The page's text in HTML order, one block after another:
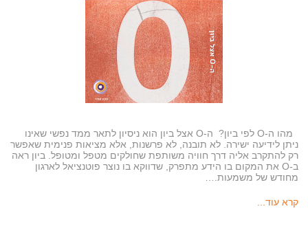
מהו ה-O לפי ביון? ה-O אצל ביון הוא ניסיון לתאר ממד נפשי שאינו
ניתן לידיעה ישירה. לא תובנה, לא פרשנות, אלא מציאות פנימית שאפשר
רק להתקרב אליה דרך חוויה משותפת שחולקים מטפל ומטופל. ביון ראה
ב-O את המקום בו הידע מתפרק, שדווקא בו נוצר פוטנציאל לארגון
מחודש של משמעות.…
קרא עוד...